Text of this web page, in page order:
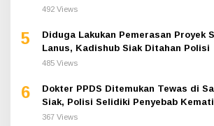
492 Views
5
Diduga Lakukan Pemerasan Proyek
Lanus, Kadishub Siak Ditahan Polisi
485 Views
6
Dokter PPDS Ditemukan Tewas di
Siak, Polisi Selidiki Penyebab
367 Views